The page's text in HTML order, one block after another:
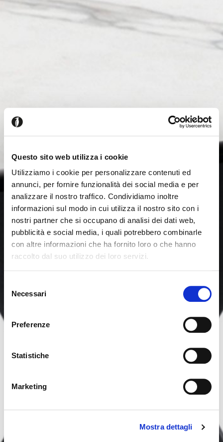
Questo sito web utilizza i cookie
Utilizziamo i cookie per personalizzare contenuti ed
annunci, per fornire funzionalità dei social media e per
analizzare il nostro traffico. Condividiamo inoltre
informazioni sul modo in cui utilizza il nostro sito con i
nostri partner che si occupano di analisi dei dati web,
pubblicità e social media, i quali potrebbero combinarle
con altre informazioni che ha fornito loro o che hanno
raccolto dal suo utilizzo dei loro servizi.
delNecessari
Preferenze
Statistiche
Marketing
Mostra dettagli
Seems like you’re browsing from Close
International. Would you like to switch to the site in